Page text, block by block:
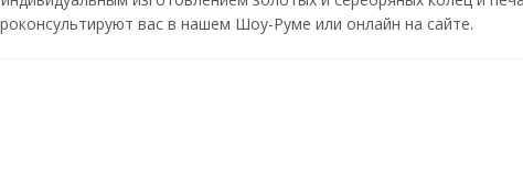
вас в нашем Шоу-Руме или онлайн на сайте.